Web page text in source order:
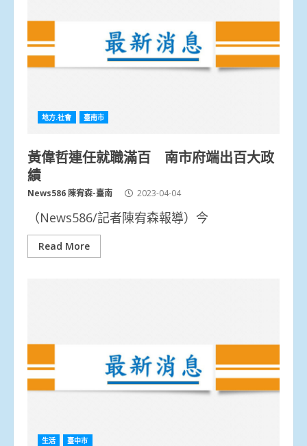
地方.社會 臺南市
黃偉哲連任就職滿百 南市府端出百大政
績
News586 陳宥森-臺南 2023-04-04
（News586/記者陳宥森報導）今
Read More
生活 臺中市